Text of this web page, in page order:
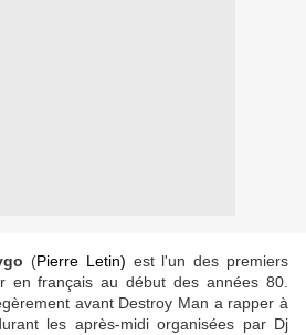
(Pierre Letin) est l'un des premiers
en français au début des années 80.
avant Destroy Man a rapper à
les après-midi organisées par Dj